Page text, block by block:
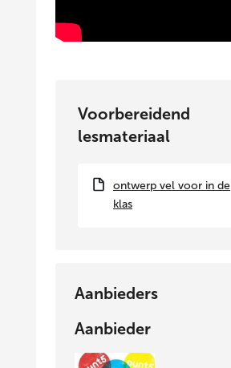
Voorbereidend
lesmateriaal
ontwerp vel voor in de
klas
Aanbieders
Aanbieder